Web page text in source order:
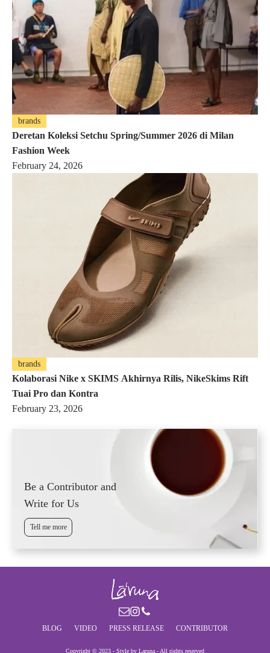
brands
Deretan Koleksi Setchu Spring/Summer 2026 di Milan
Fashion Week
February 24, 2026
brands
Kolaborasi Nike x SKIMS Akhirnya Rilis, NikeSkims Rift
Tuai Pro dan Kontra
February 23, 2026
Be a Contributor and
Write for Us
Tell me more
BLOG VIDEO PRESS RELEASE CONTRIBUTOR
Copyright © 2023 - Style by Laruna - All rights reserved